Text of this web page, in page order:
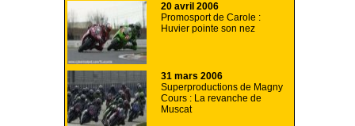
20 avril 2006
Promosport de Carole :
Huvier pointe son nez
31 mars 2006
Superproductions de Magny
Cours : La revanche de
Muscat